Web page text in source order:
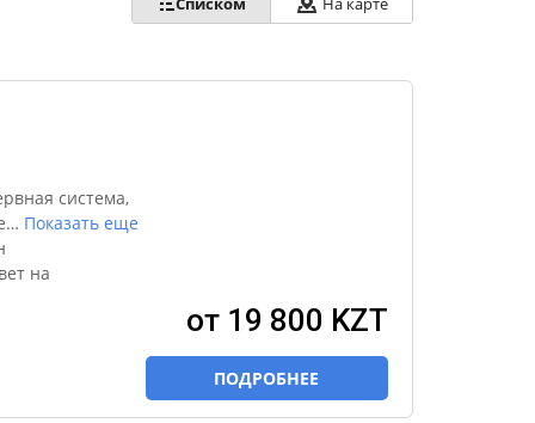
система,
… Показать еще
на
от 19 800 KZT
ПОДРОБНЕЕ